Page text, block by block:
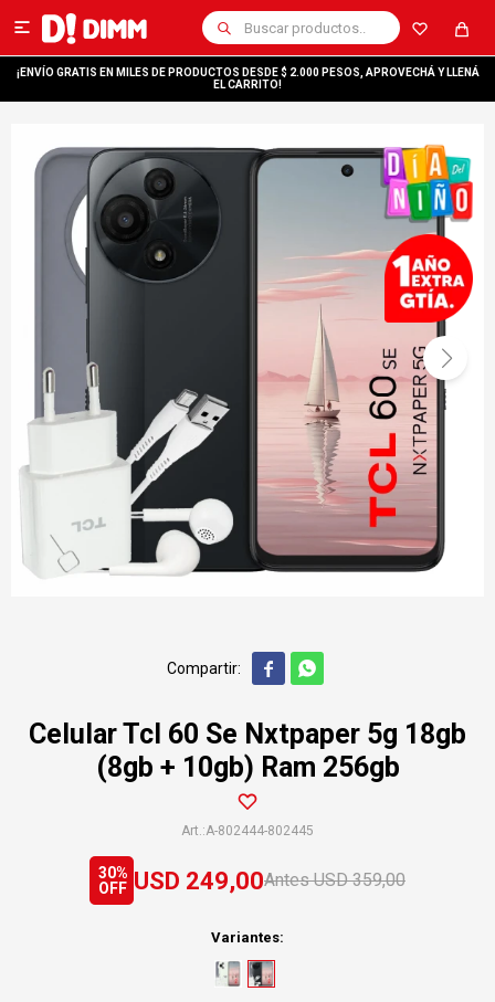

¡ENVÍO GRATIS EN MILES DE PRODUCTOS DESDE $ 2.000 PESOS, APROVECHÁ Y LLENÁ
EL CARRITO!
 
Celular Tcl 60 Se Nxtpaper 5g 18gb
(8gb + 10gb) Ram 256gb
A-802444-802445
USD 249,00 USD 359,00
30
Variantes: